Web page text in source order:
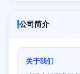
公司简介
关于我们